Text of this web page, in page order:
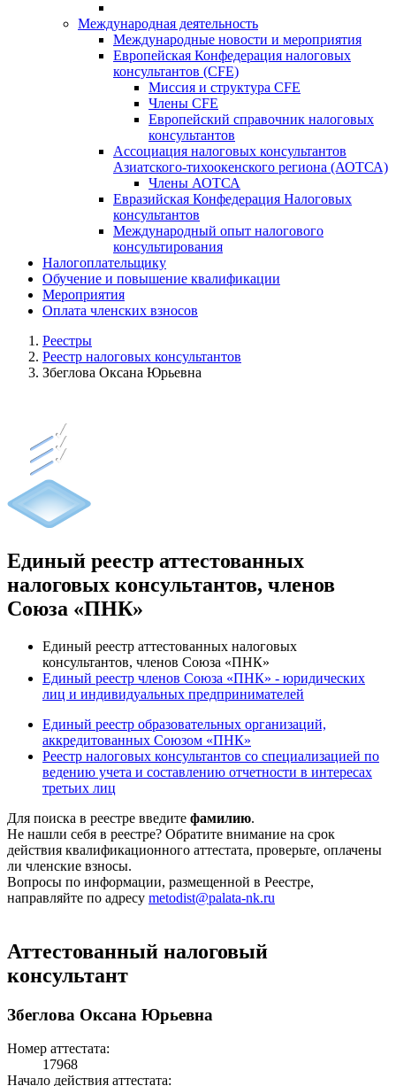
Международная деятельность
Международные новости и мероприятия
Европейская Конфедерация налоговых
консультантов (CFE)
Миссия и структура CFE
Члены CFE
Европейский справочник налоговых
консультантов
Ассоциация налоговых консультантов
Азиатского-тихоокенского региона (АОТСА)
Члены АОТСА
Евразийская Конфедерация Налоговых
консультантов
Международный опыт налогового
консультирования
Налогоплательщику
Обучение и повышение квалификации
Мероприятия
Оплата членских взносов
Реестры
Реестр налоговых консультантов
Збеглова Оксана Юрьевна
Единый реестр аттестованных
налоговых консультантов, членов
Союза «ПНК»
Единый реестр аттестованных налоговых
консультантов, членов Союза «ПНК»
Единый реестр членов Союза «ПНК» - юридических
лиц и индивидуальных предпринимателей
Единый реестр образовательных организаций,
аккредитованных Союзом «ПНК»
Реестр налоговых консультантов со специализацией по
ведению учета и составлению отчетности в интересах
третьих лиц
Для поиска в реестре введите фамилию.
Не нашли себя в реестре? Обратите внимание на срок
действия квалификационного аттестата, проверьте, оплачены
ли членские взносы.
Вопросы по информации, размещенной в Реестре,
направляйте по адресу metodist@palata-nk.ru
Аттестованный налоговый
консультант
Збеглова Оксана Юрьевна
Номер аттестата:
17968
Начало действия аттестата: